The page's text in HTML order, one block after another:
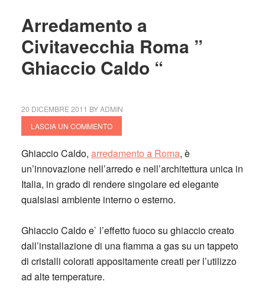
Arredamento a
Civitavecchia Roma ”
Ghiaccio Caldo “
20 DICEMBRE 2011 BYADMIN
LASCIA UN COMMENTO
Ghiaccio Caldo, arredamento a Roma, è
un’innovazione nell’arredo e nell’architettura unica in
Italia, in grado di rendere singolare ed elegante
qualsiasi ambiente interno o esterno.
Ghiaccio Caldo e` l’effetto fuoco su ghiaccio creato
dall’installazione di una fiamma a gas su un tappeto
di cristalli colorati appositamente creati per l’utilizzo
ad alte temperature.